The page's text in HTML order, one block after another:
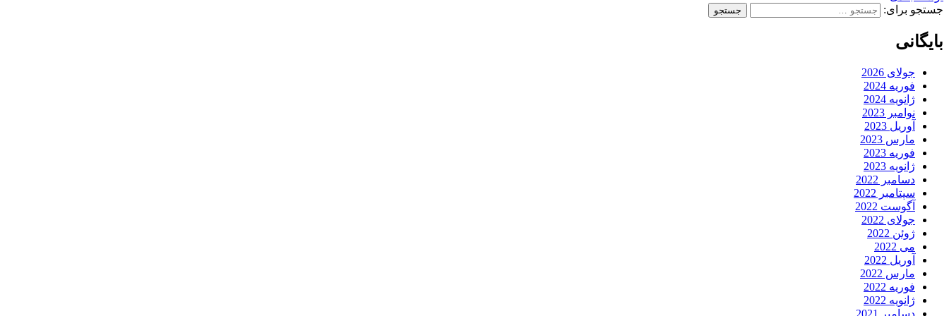
جستجو برای:
بایگانی
جولای 2026
فوریه 2024
ژانویه 2024
نوامبر 2023
آوریل 2023
مارس 2023
فوریه 2023
ژانویه 2023
دسامبر 2022
سپتامبر 2022
آگوست 2022
جولای 2022
ژوئن 2022
می 2022
آوریل 2022
مارس 2022
فوریه 2022
ژانویه 2022
دسامبر 2021